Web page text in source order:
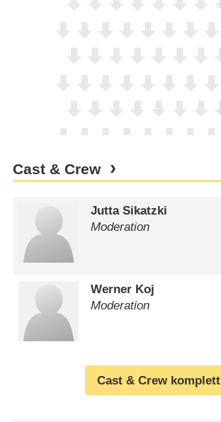
Cast & Crew
Jutta Sikatzki
Moderation
Werner Koj
Moderation
Cast & Crew komplett